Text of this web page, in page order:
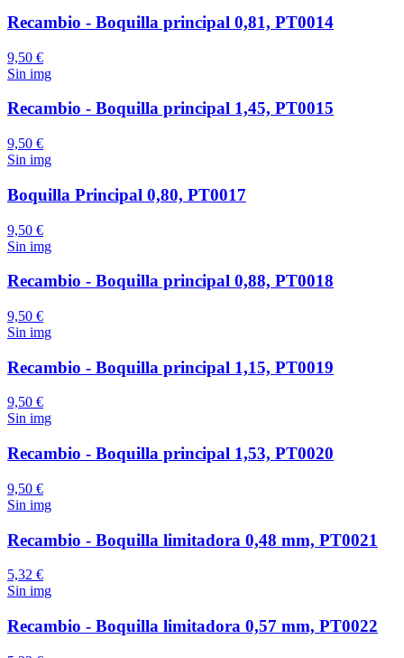
Recambio - Boquilla principal 0,81, PT0014
9,50 €
Sin img
Recambio - Boquilla principal 1,45, PT0015
9,50 €
Sin img
Boquilla Principal 0,80, PT0017
9,50 €
Sin img
Recambio - Boquilla principal 0,88, PT0018
9,50 €
Sin img
Recambio - Boquilla principal 1,15, PT0019
9,50 €
Sin img
Recambio - Boquilla principal 1,53, PT0020
9,50 €
Sin img
Recambio - Boquilla limitadora 0,48 mm, PT0021
5,32 €
Sin img
Recambio - Boquilla limitadora 0,57 mm, PT0022